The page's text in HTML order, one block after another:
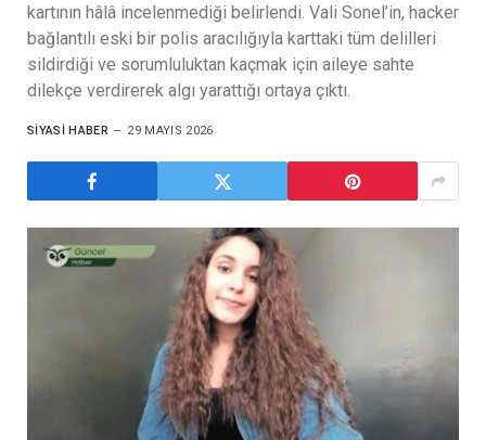
kartının hâlâ incelenmediği belirlendi. Vali Sonel’in, hacker
bağlantılı eski bir polis aracılığıyla karttaki tüm delilleri
sildirdiği ve sorumluluktan kaçmak için aileye sahte
dilekçe verdirerek algı yarattığı ortaya çıktı.
SIYASI HABER 29 MAYIS 2026